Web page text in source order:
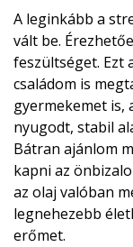
A leginkább a
vált be.
feszültséget. Ezt
családom is
gyermekemet is,
nyugodt, stabil
Bátran ajánlom
kapni az
az olaj valóban
legnehezebb
erőmet.